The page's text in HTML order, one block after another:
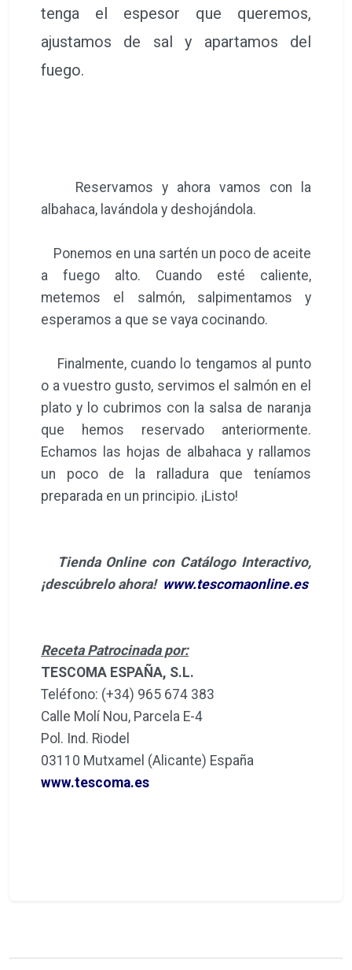
tenga el espesor que queremos,
ajustamos de sal y apartamos del
fuego.
Reservamos y ahora vamos con la
albahaca, lavándola y deshojándola.
Ponemos en una sartén un poco de aceite
a fuego alto. Cuando esté caliente,
metemos el salmón, salpimentamos y
esperamos a que se vaya cocinando.
Finalmente, cuando lo tengamos al punto
o a vuestro gusto, servimos el salmón en el
plato y lo cubrimos con la salsa de naranja
que hemos reservado anteriormente.
Echamos las hojas de albahaca y rallamos
un poco de la ralladura que teníamos
preparada en un principio. ¡Listo!
Tienda Online con Catálogo Interactivo,
¡descúbrelo ahora! www.tescomaonline.es
Receta Patrocinada por:
TESCOMA ESPAÑA, S.L.
Teléfono: (+34) 965 674 383
Calle Molí Nou, Parcela E-4
Pol. Ind. Riodel
03110 Mutxamel (Alicante) España
www.tescoma.es